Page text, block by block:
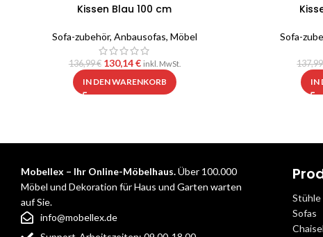
Kissen Blau 100 cm
Sofa-zubehör, Anbausofas, Möbel
136,99€ 130,14€ inkl. MwSt.
IN DEN WARENKORB
Sofa-
IN
Mobellex – Ihr Online-Möbelhaus.Über 100.000
Möbel und Dekoration für Haus und Garten warten
auf Sie.
info@mobellex.de
Stühle
Sofas